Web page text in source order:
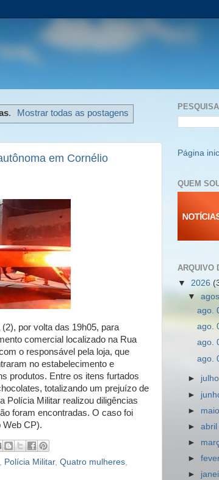
. Mostrar todas as postagens
em Cornélio
por volta das 19h05, para
comercial localizado na Rua
o responsável pela loja, que
no estabelecimento e
produtos. Entre os itens furtados
totalizando um prejuízo de
Polícia Militar realizou diligências
foram encontradas. O caso foi
Web CP).
Polícia Militar, Quatro mulheres
Página
QUEM
ARQUIVO
▼ 2026
▼
ago.
ago.
ago.
ago.
►
►
►
►abril
►
►
►